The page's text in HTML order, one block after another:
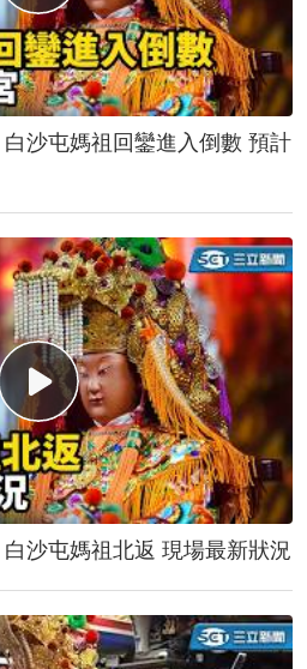
沙屯媽祖回鑾進入倒數 預計
沙屯媽祖北返 現場最新狀況